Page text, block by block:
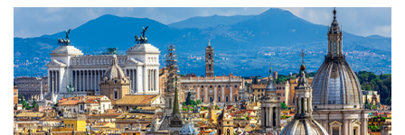
Qidirish
Kirish